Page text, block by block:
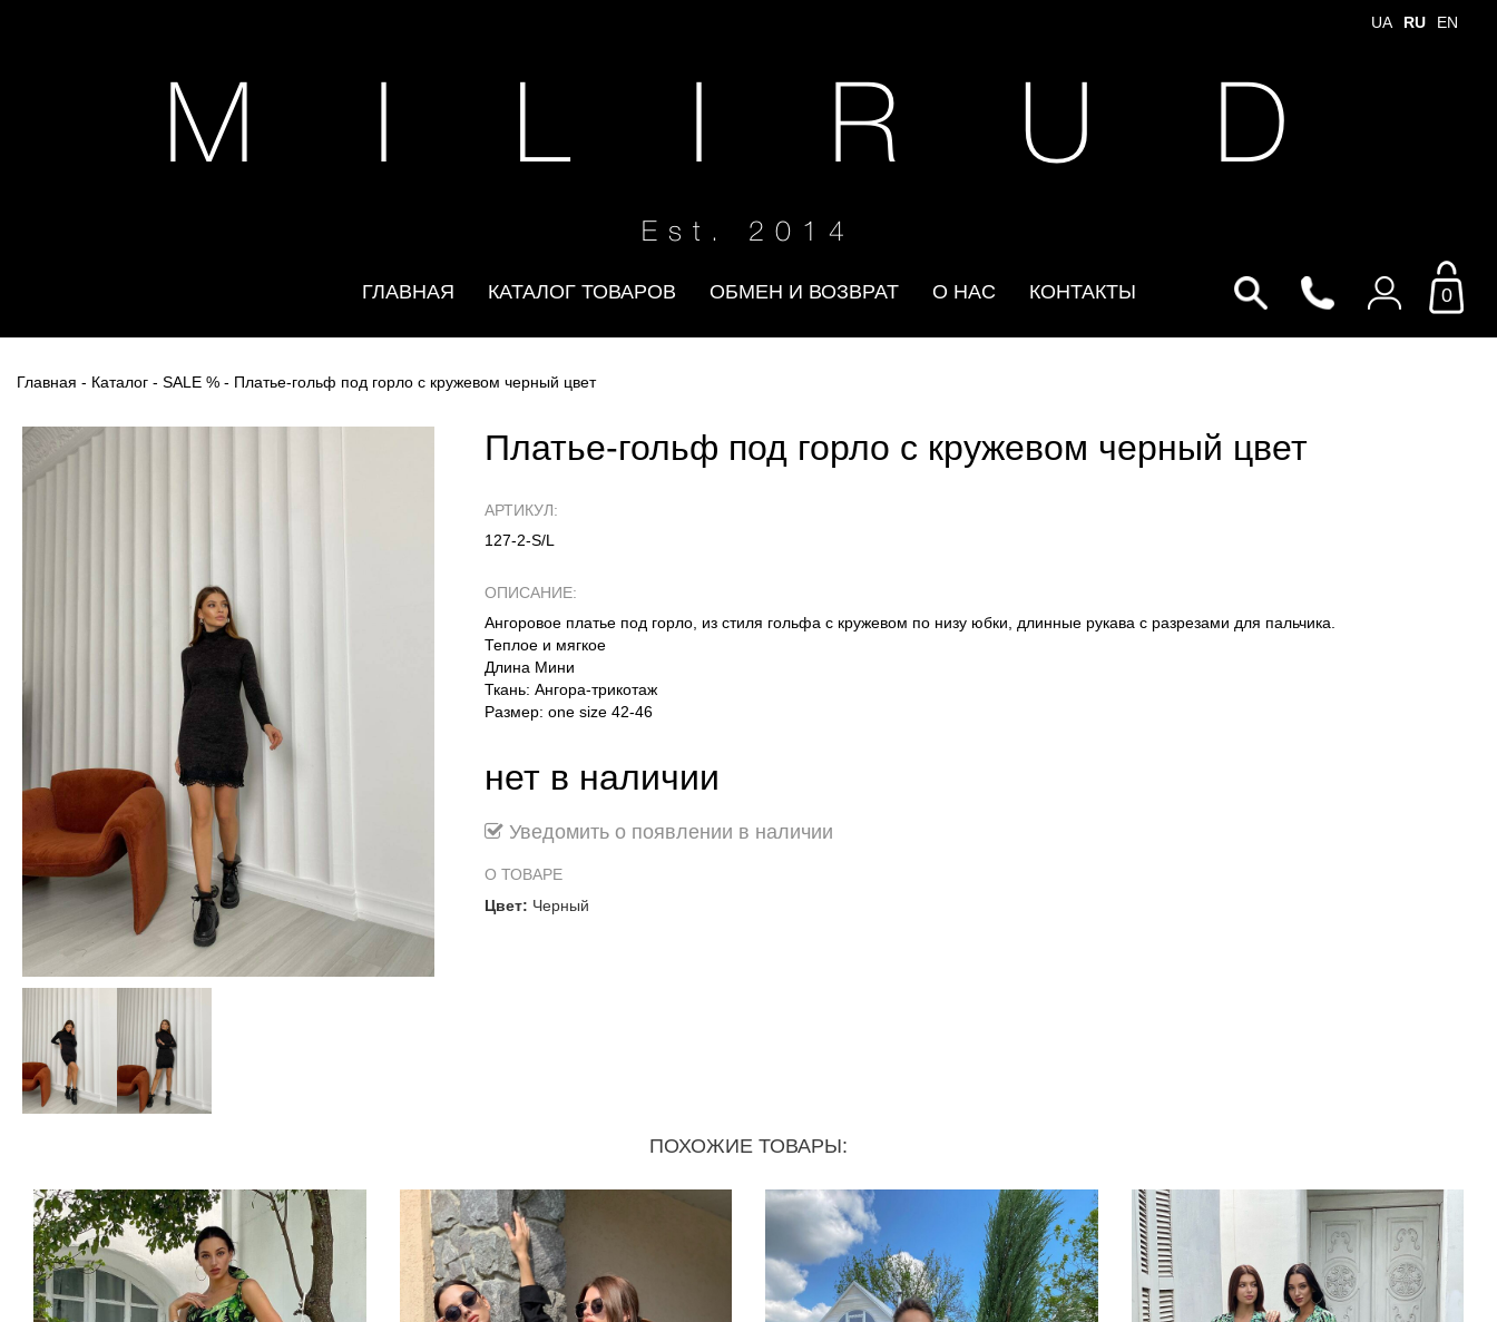
UA RU EN
M I L I R U D
Est. 2014
ГЛАВНАЯ КАТАЛОГ ТОВАРОВ ОБМЕН И ВОЗВРАТ О НАС КОНТАКТЫ 0
Главная - Каталог - SALE % - Платье-гольф под горло с кружевом черный цвет
Платье-гольф под горло с кружевом черный цвет
АРТИКУЛ:
127-2-S/L
ОПИСАНИЕ:
Ангоровое платье под горло, из стиля гольфа с кружевом по низу юбки, длинные рукава с разрезами для пальчика.
Теплое и мягкое
Длина Мини
Ткань: Ангора-трикотаж
Размер: one size 42-46
нет в наличии
Уведомить о появлении в наличии
О ТОВАРЕ
Цвет: Черный
ПОХОЖИЕ ТОВАРЫ: